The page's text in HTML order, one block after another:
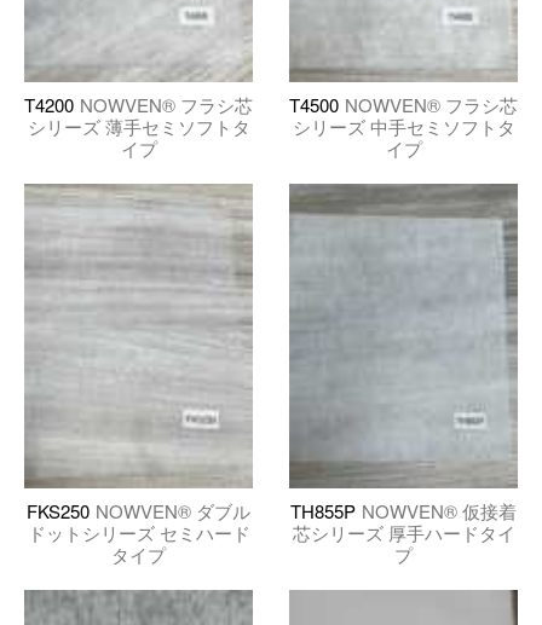
T4200 NOWVEN® フラシ芯
シリーズ 薄手セミソフトタ
イプ
T4500 NOWVEN® フラシ芯
シリーズ 中手セミソフトタ
イプ
FKS250 NOWVEN® ダブル
ドットシリーズ セミハード
タイプ
TH855P NOWVEN® 仮接着
芯シリーズ 厚手ハードタイ
プ